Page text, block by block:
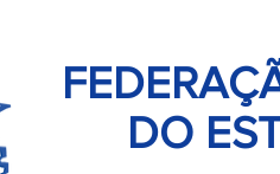
DO